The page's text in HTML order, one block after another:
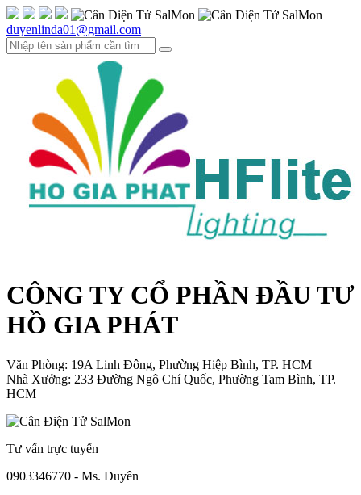
duyenlinda01@gmail.com
CÔNG TY CỔ PHẦN ĐẦU TƯ
HỒ GIA PHÁT
Văn Phòng: 19A Linh Đông, Phường Hiệp Bình, TP. HCM
Nhà Xưởng: 233 Đường Ngô Chí Quốc, Phường Tam Bình, TP.
HCM
Tư vấn trực tuyến
0903346770 - Ms. Duyên